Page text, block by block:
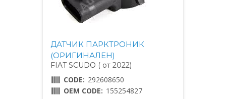
ДАТЧИК ПАРКТРОНИК
(ОРИГИНАЛЕН)
FIAT SCUDO ( от 2022)
CODE: 292608650
OEM CODE: 155254827